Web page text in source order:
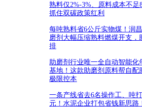
熟料仅2%-3%、原料成本不足
抓住双碳政策红利
每吨熟料省6公斤实物煤！润
磨剂大幅压缩熟料燃煤开支，
排
助磨剂行业唯一全自动智能化
基地！这款助磨剂原料帮自配
极限控本
一条产线省去6名操作工、吨
元！水泥企业打包省钱新思路